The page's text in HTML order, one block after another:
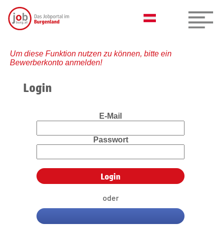
Um diese Funktion nutzen zu können, bitte ein
Bewerberkonto anmelden!
Login
E-Mail
Passwort
oder